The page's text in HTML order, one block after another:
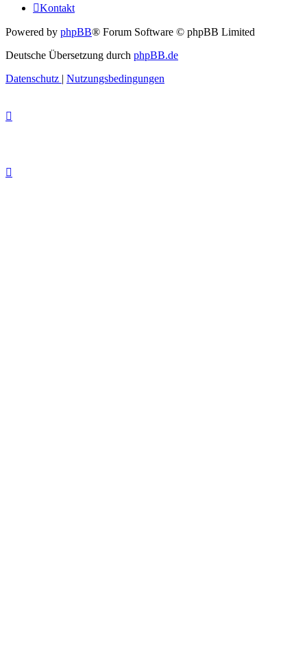
Kontakt
Powered by phpBB® Forum Software © phpBB Limited
Deutsche Übersetzung durch phpBB.de
Datenschutz
Nutzungsbedingungen